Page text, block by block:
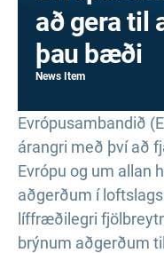
að gera til
þau bæði
News Item
Evrópusambandið
árangri með því að
Evrópu og um allan
aðgerðum í
líffræðilegri
brýnum aðgerðum